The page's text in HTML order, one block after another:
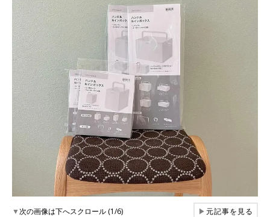
▼次の画像は下へスクロール (1/6) ▶元記事を見る